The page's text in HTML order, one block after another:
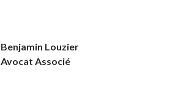
Benjamin Louzier
Avocat Associé